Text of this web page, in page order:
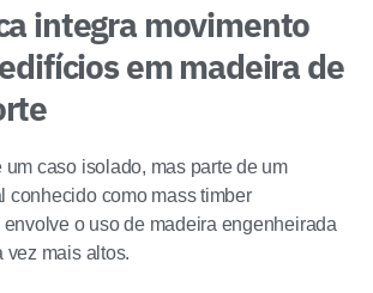
integra movimento
em madeira de
um caso isolado, mas parte de um
conhecido como mass timber
o uso de madeira engenheirada
vez mais altos.